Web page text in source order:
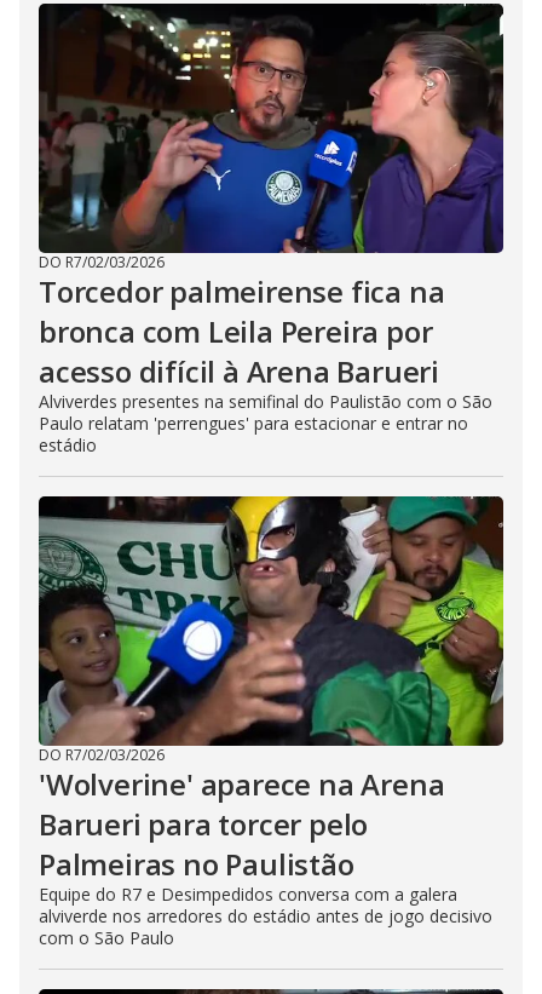
DO R7/02/03/2026
Torcedor palmeirense fica na
bronca com Leila Pereira por
acesso difícil à Arena Barueri
Alviverdes presentes na semifinal do Paulistão com o São
Paulo relatam 'perrengues' para estacionar e entrar no
estádio
DO R7/02/03/2026
'Wolverine' aparece na Arena
Barueri para torcer pelo
Palmeiras no Paulistão
Equipe do R7 e Desimpedidos conversa com a galera
alviverde nos arredores do estádio antes de jogo decisivo
com o São Paulo